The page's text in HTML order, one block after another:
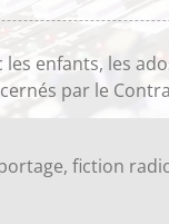
enfants, les
par le
fiction